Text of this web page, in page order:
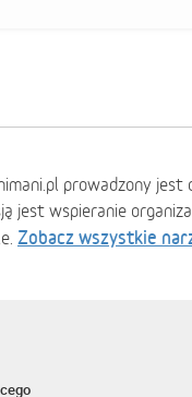
prowadzony jest
jest wspieranie
Zobacz wszystkie